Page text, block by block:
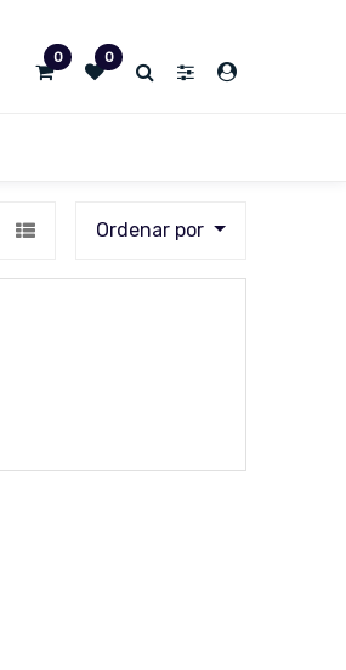
0 0
Ordenar por